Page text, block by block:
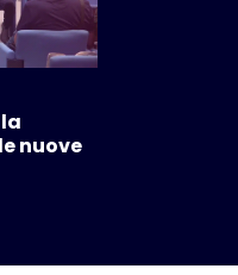
nuove